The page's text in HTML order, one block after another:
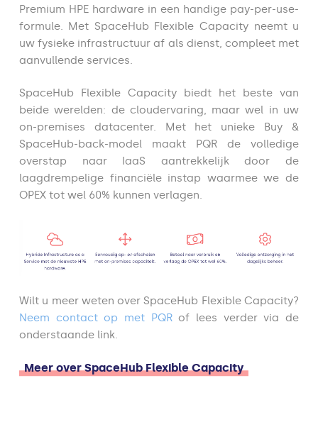
Premium HPE hardware in een handige pay-per-use-
formule. Met SpaceHub Flexible Capacity neemt u
uw fysieke infrastructuur af als dienst, compleet met
aanvullende services.
SpaceHub Flexible Capacity biedt het beste van
beide werelden: de cloudervaring, maar wel in uw
on-premises datacenter. Met het unieke Buy &
SpaceHub-back-model maakt PQR de volledige
overstap naar IaaS aantrekkelijk door de
laagdrempelige financiële instap waarmee we de
OPEX tot wel 60% kunnen verlagen.
Wilt u meer weten over SpaceHub Flexible Capacity?
Neem contact op met PQRof lees verder via de
onderstaande link.
Meer over SpaceHub Flexible Capacity